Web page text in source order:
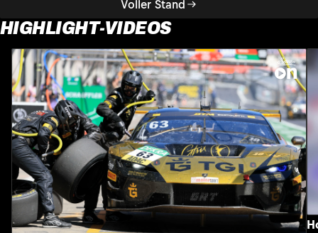
Voller Stand
HIGHLIGHT-VIDEOS